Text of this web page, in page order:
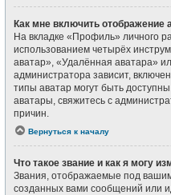
Как мне включить отображение
На вкладке «Профиль» личного
использованием четырёх
аватар», «Удалённая аватара»
администратора зависит,
типы аватар могут быть
аватары, свяжитесь с
причин.
Вернуться к началу
Что такое звание и как я могу
Звания, отображаемые под
созданных вами сообщений или